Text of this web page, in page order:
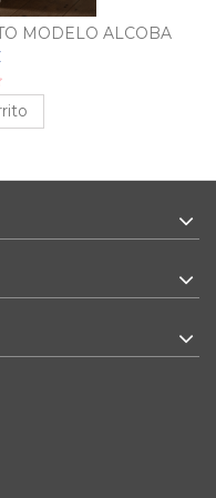
MODELO ALCOBA